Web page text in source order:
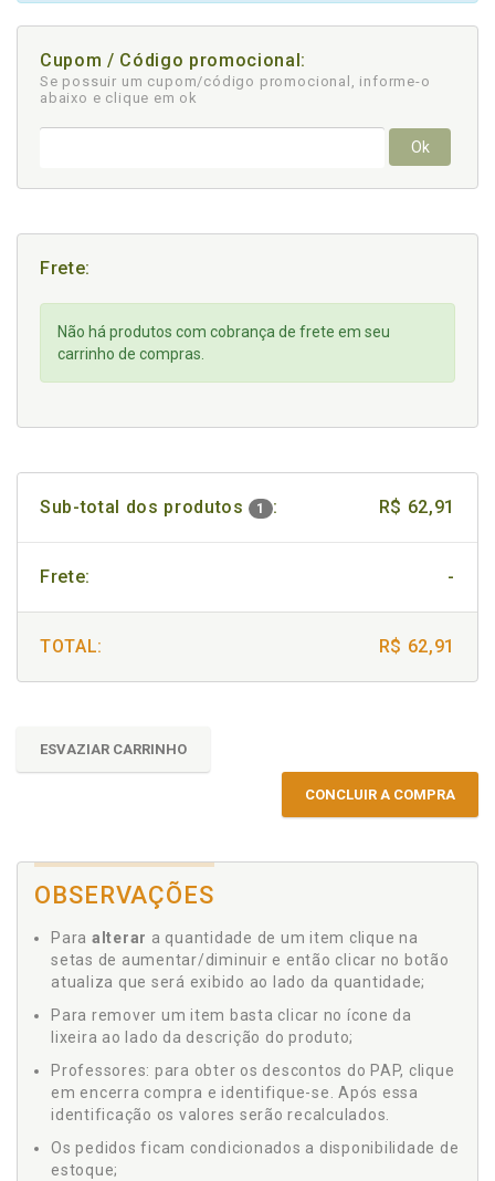
Cupom / Código promocional:
Se possuir um cupom/código promocional, informe-o
abaixo e clique em ok
Ok
Frete:
Não há produtos com cobrança de frete em seu
carrinho de compras.
Sub-total dos produtos 1 : R$ 62,91
Frete: -
TOTAL: R$ 62,91
ESVAZIAR CARRINHO
CONCLUIR A COMPRA
OBSERVAÇÕES
Para alterar a quantidade de um item clique na
setas de aumentar/diminuir e então clicar no botão
atualiza que será exibido ao lado da quantidade;
Para remover um item basta clicar no ícone da
lixeira ao lado da descrição do produto;
Professores: para obter os descontos do PAP, clique
em encerra compra e identifique-se. Após essa
identificação os valores serão recalculados.
Os pedidos ficam condicionados a disponibilidade de
estoque;